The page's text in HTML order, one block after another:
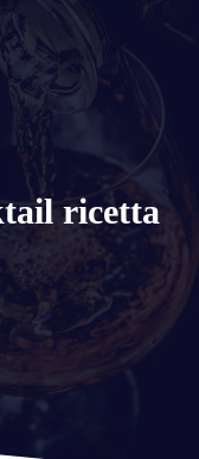
ricetta